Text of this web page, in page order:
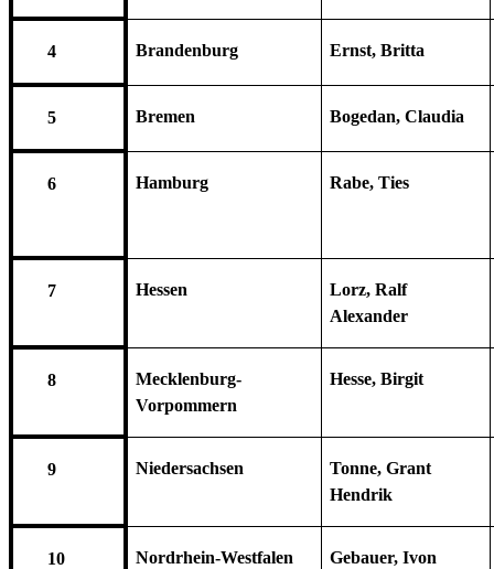
4 Brandenburg Ernst, Britta
5 Bremen Bogedan, Claudia
6 Hamburg Rabe, Ties
7 Hessen
Lorz, Ralf
Alexander
8
Mecklenburg-
Vorpommern
Hesse, Birgit
9 Niedersachsen
Tonne, Grant
Hendrik
10 Nordrhein-Westfalen Gebauer, Ivon